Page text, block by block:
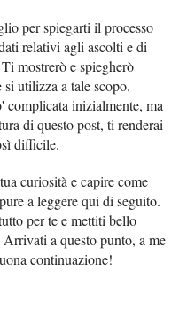
per spiegarti il processo
relativi agli ascolti e di
mostrerò e spiegherò
si utilizza a tale scopo.
complicata inizialmente, ma
di questo post, ti renderai
difficile.
curiosità e capire come
a leggere qui di seguito.
per te e mettiti bello
a questo punto, a me
continuazione!